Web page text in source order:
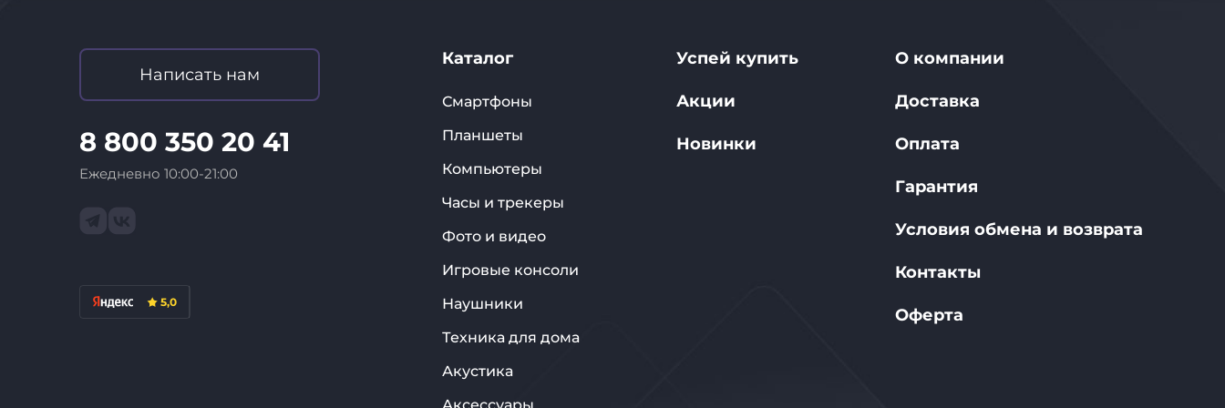
Написать нам
8 800 350 20 41
Ежедневно 10:00-21:00
5,0
Каталог
Смартфоны
Планшеты
Компьютеры
Часы и трекеры
Фото и видео
Игровые консоли
Наушники
Техника для дома
Акустика
Успей купить
Акции
Новинки
О компании
Доставка
Оплата
Гарантия
Условия обмена и возврата
Контакты
Оферта